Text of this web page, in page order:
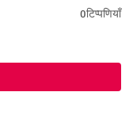
0टिप्पणियाँ